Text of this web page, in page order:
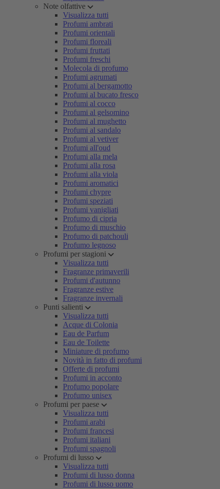
Note olfattive
Visualizza tutti
Profumi ambrati
Profumi orientali
Profumi floreali
Profumi fruttati
Profumi freschi
Molecola di profumo
Profumi agrumati
Profumi al bergamotto
Profumi al bucato fresco
Profumi al cocco
Profumi al gelsomino
Profumi al mughetto
Profumi al sandalo
Profumi al vetiver
Profumi all'oud
Profumi alla mela
Profumi alla rosa
Profumi alla viola
Profumi aromatici
Profumi chypre
Profumi speziati
Profumi vanigliati
Profumo di cipria
Profumo di muschio
Profumo di patchouli
Profumo legnoso
Profumi per stagioni
Visualizza tutti
Fragranze primaverili
Profumi d'autunno
Fragranze estive
Fragranze invernali
Punti salienti
Visualizza tutti
Acque di Colonia
Eau de Parfum
Eau de Toilette
Miniature di profumo
Novità in fatto di profumi
Offerte di profumi
Profumi in acconto
Profumo popolare
Profumo unisex
Profumi per paese
Visualizza tutti
Profumi arabi
Profumi francesi
Profumi italiani
Profumi spagnoli
Profumi di lusso
Visualizza tutti
Profumi di lusso donna
Profumi di lusso uomo